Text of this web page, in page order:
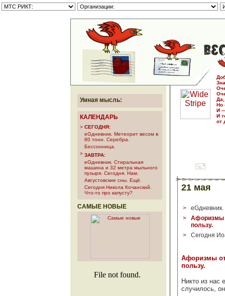
Умная мысль:
КАЛЕНДАРЬ
> СЕГОДНЯ:
еGдневник. Метеорит весом в
80 тонн. Серебра.
Бессонница.
> ЗАВТРА:
еGдневник. Стиральная
машина и 32 метра мыльного
пузыря. Сегодня. Нам.
Августовские сны. Ещё.
Сегодня Никола Кочанский.
Что-то про капусту?
САМЫЕ НОВЫЕ
Да,
Но
И —
И
от
21 мая
>
>
Афоризмы
пользу.
>
Сегодня
Афоризмы
пользу.
Никто из нас
случилось,